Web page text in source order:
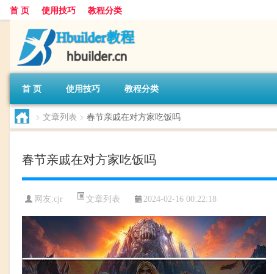
首 页 使用技巧 教程分类
首 页 使用技巧 教程分类
> 文章列表 > 春节亲戚在对方家吃饭吗
春节亲戚在对方家吃饭吗
网友:cjr 文章列表 2024-02-16 00:22:18